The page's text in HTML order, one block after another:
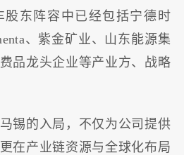
股东阵容中已经包括宁德时
、紫金矿业、山东能源集
品龙头企业等产业方、战略
锡的入局，不仅为公司提供
在产业链资源与全球化布局